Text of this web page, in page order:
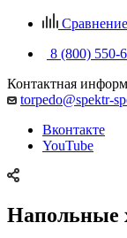
8 (800) 550-
Контактная
torpedo@spektr-
Вконтакте
YouTube
Напольные